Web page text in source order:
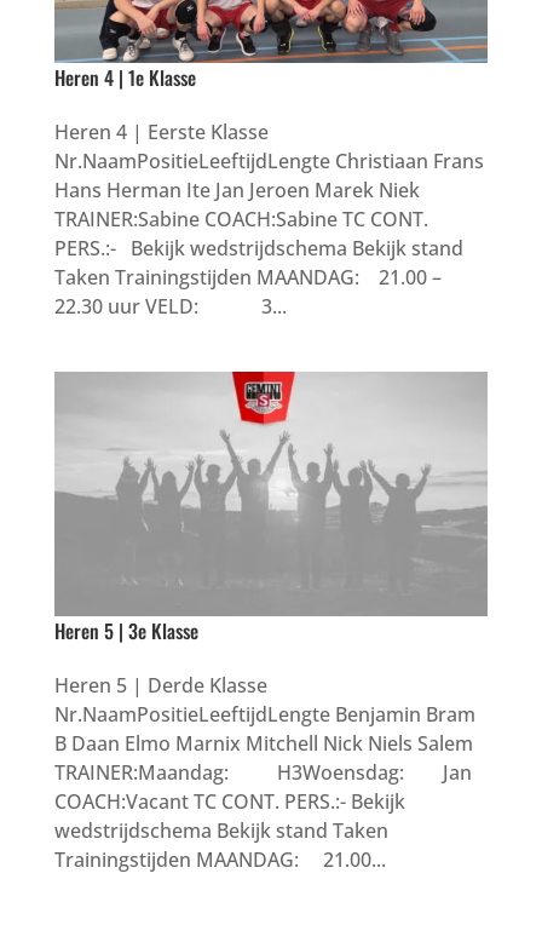
Heren 4 | 1e Klasse
Heren 4 | Eerste Klasse
Nr.NaamPositieLeeftijdLengte Christiaan Frans
Hans Herman Ite Jan Jeroen Marek Niek
TRAINER:Sabine COACH:Sabine TC CONT.
PERS.:- Bekijk wedstrijdschema Bekijk stand
Taken Trainingstijden MAANDAG: 21.00 –
22.30 uur VELD: 3...
Heren 5 | 3e Klasse
Heren 5 | Derde Klasse
Nr.NaamPositieLeeftijdLengte Benjamin Bram
B Daan Elmo Marnix Mitchell Nick Niels Salem
TRAINER:Maandag: H3Woensdag: Jan
COACH:Vacant TC CONT. PERS.:- Bekijk
wedstrijdschema Bekijk stand Taken
Trainingstijden MAANDAG: 21.00...